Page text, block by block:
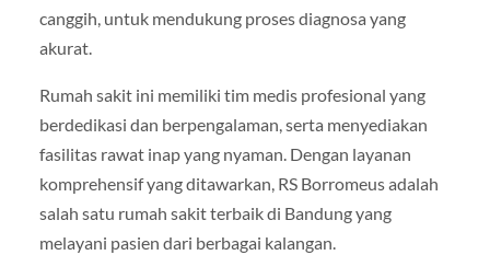
canggih, untuk mendukung proses diagnosa yang
akurat.
Rumah sakit ini memiliki tim medis profesional yang
berdedikasi dan berpengalaman, serta menyediakan
fasilitas rawat inap yang nyaman. Dengan layanan
komprehensif yang ditawarkan, RS Borromeus adalah
salah satu rumah sakit terbaik di Bandung yang
melayani pasien dari berbagai kalangan.